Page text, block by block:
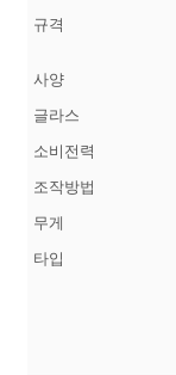
규격
사양
글라스
소비전력
조작방법
무게
타입